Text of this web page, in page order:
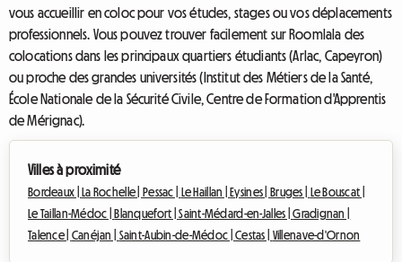
vous accueillir en coloc pour vos études, stages ou vos déplacements
professionnels. Vous pouvez trouver facilement sur Roomlala des
colocations dans les principaux quartiers étudiants (Arlac, Capeyron)
ou proche des grandes universités (Institut des Métiers de la Santé,
École Nationale de la Sécurité Civile, Centre de Formation d'Apprentis
de Mérignac).
Villes à proximité
Bordeaux | La Rochelle | Pessac | Le Haillan | Eysines | Bruges |
Le Bouscat |
Le Taillan-Médoc |
Blanquefort |Saint-Médard-en-Jalles |Gradignan |
Talence | Canéjan | Saint-Aubin-de-Médoc |Cestas | Villenave-d'Ornon